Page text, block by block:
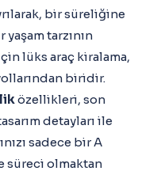
bir süreliğine
yaşam tarzının
lüks araç kiralama,
biridir.
özellikleri, son
detayları ile
sadece bir A
süreci olmaktan